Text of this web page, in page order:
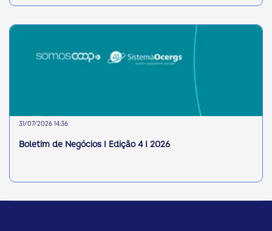
31/07/2026 14:36
Boletim de Negócios I Edição 4 I 2026